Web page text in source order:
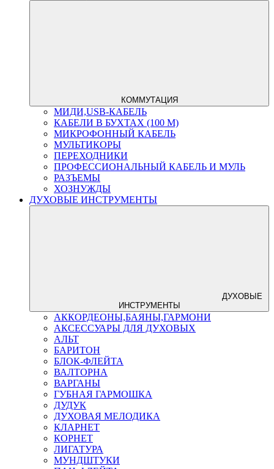
КОММУТАЦИЯ
МИДИ,USB-КАБЕЛЬ
КАБЕЛИ В БУХТАХ (100 М)
МИКРОФОННЫЙ КАБЕЛЬ
МУЛЬТИКОРЫ
ПЕРЕХОДНИКИ
ПРОФЕССИОНАЛЬНЫЙ КАБЕЛЬ И МУЛЬ
РАЗЪЕМЫ
ХОЗНУЖДЫ
ДУХОВЫЕ ИНСТРУМЕНТЫ
ДУХОВЫЕ
ИНСТРУМЕНТЫ
АККОРДЕОНЫ,БАЯНЫ,ГАРМОНИ
АКСЕССУАРЫ ДЛЯ ДУХОВЫХ
АЛЬТ
БАРИТОН
БЛОК-ФЛЕЙТА
ВАЛТОРНА
ВАРГАНЫ
ГУБНАЯ ГАРМОШКА
ДУДУК
ДУХОВАЯ МЕЛОДИКА
КЛАРНЕТ
КОРНЕТ
ЛИГАТУРА
МУНДШТУКИ